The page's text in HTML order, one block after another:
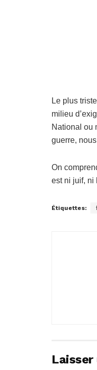
Le plus
milieu
National ou
guerre,
On
est ni juif, ni
Étiquettes: